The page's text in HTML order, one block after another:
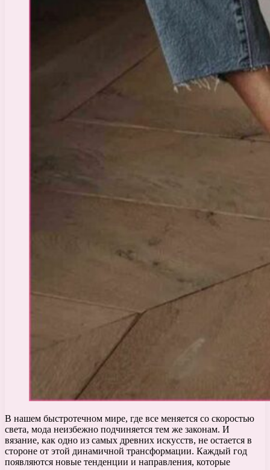
В нашем быстротечном мире, где все меняется со скоростью
света, мода неизбежно подчиняется тем же законам. И
вязание, как одно из самых древних искусств, не остается в
стороне от этой динамичной трансформации. Каждый год
появляются новые тенденции и направления, которые